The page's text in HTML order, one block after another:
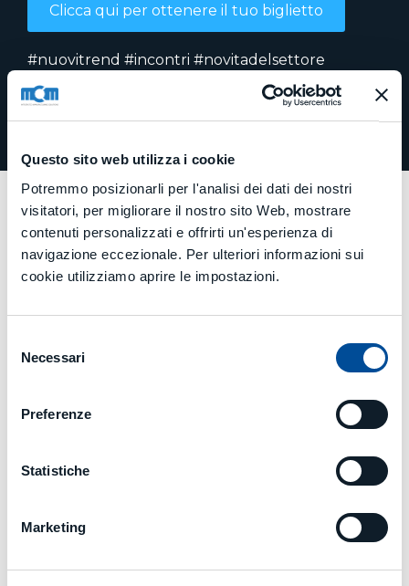
Questo sito web utilizza i cookie
Potremmo posizionarli per l'analisi dei dati dei nostri
visitatori, per migliorare il nostro sito Web, mostrare
contenuti personalizzati e offrirti un'esperienza di
navigazione eccezionale. Per ulteriori informazioni sui
cookie utilizziamo aprire le impostazioni.
delNecessari
Preferenze
Statistiche
Marketing
Clicca qui per ottenere il tuo biglietto
#nuovitrend #incontri #novitadelsettore
#innovazione #manifattura
#lavorazioniindustriali #opportunita